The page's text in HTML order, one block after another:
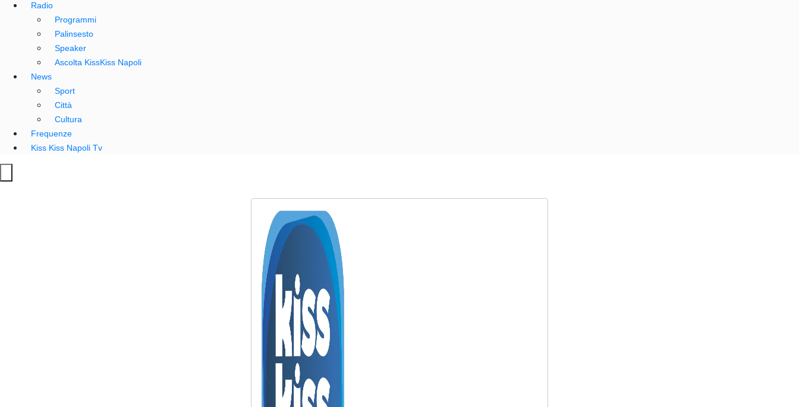
Radio
Programmi
Palinsesto
Speaker
Ascolta KissKiss Napoli
News
Sport
Città
Cultura
Frequenze
Kiss Kiss Napoli Tv